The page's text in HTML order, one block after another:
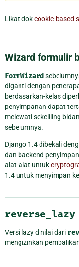
Likat dokcookie-based
Wizard formulir
FormWizard
diganti dengan
berdasarkan-kelas
penyimpanan dapat
melewati sekeliling
sebelumnya.
Django 1.4 dibekali
dan backend
alat-alat untuk
1.4 untuk menyimpan
reverse_lazy
Versi lazy dinilai dari
mengizinkan